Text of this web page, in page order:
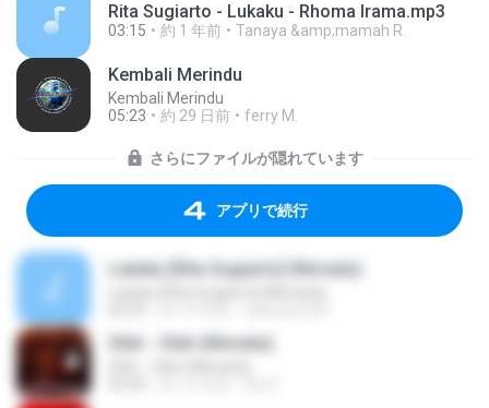
Rita Sugiarto - Lukaku - Rhoma Irama.mp3
03:15 約 1 年前 Tanaya &amp;mamah R.
Kembali Merindu
Kembali Merindu
05:23
約 29 日前 ferry M.
さらにファイルが隠れています
アプリで続行
Lukaku [Rita Sugiarto] (Monata)
Oleh - Oleh (Monata)